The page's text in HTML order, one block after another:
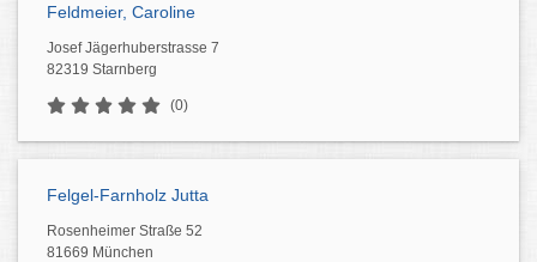
Feldmeier, Caroline
Josef Jägerhuberstrasse 7
82319 Starnberg
(0)
Felgel-Farnholz Jutta
Rosenheimer Straße 52
81669 München